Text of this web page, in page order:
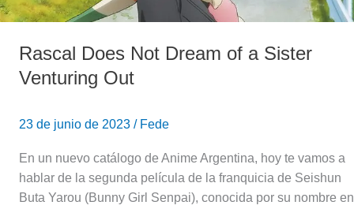
Rascal Does Not Dream of a Sister
Venturing Out
23 de junio de 2023 / Fede
En un nuevo catálogo de Anime Argentina, hoy te vamos a
hablar de la segunda película de la franquicia de Seishun
Buta Yarou (Bunny Girl Senpai), conocida por su nombre en
Out